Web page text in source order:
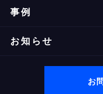
事例
お知らせ
お